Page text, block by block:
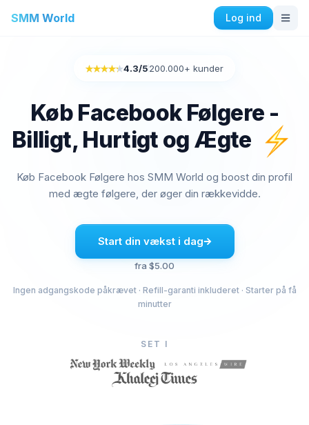
SMM World Log ind
Køb Instagram Auto Likes
Køb Instagram Følgere
Køb Instagram Likes
Køb Instagram Impressions
Køb visninger på Instagram
Køb Instagram Live Views
Facebook Tjenester
Køb Facebook Kommentarer
Køb Facebook Venneanmodninger
Køb Facebook Gruppemedlemmer
Køb visninger af Facebook-livestream
Køb Facebook Foto Likes
Køb Facebook Profilfølgere
Rated 4.3 out of 5
4.3/5200.000+ kunder
Køb Facebook Følgere -
Billigt, Hurtigt og Ægte
Køb Facebook Følgere hos SMM World og boost din profil
med ægte følgere, der øger din rækkevidde.
Start din vækst i dag
fra $5.00
Ingen adgangskode påkrævet · Refill-garanti inkluderet · Starter på få
minutter
SET I